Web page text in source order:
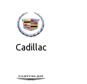
Cadillac